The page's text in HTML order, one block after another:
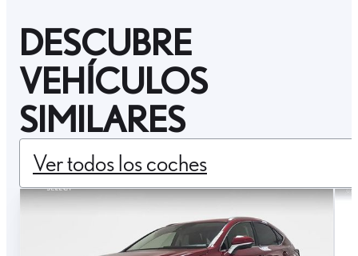
DESCUBRE
VEHÍCULOS
SIMILARES
Ver todos los coches